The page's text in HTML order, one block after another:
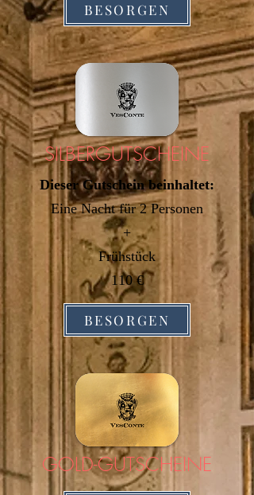
BESORGEN
SILBERGUTSCHEINE
Dieser Gutschein beinhaltet:
Eine Nachtfür 2 Personen
+
Frühstück
110 €
BESORGEN
GOLD-GUTSCHEINE